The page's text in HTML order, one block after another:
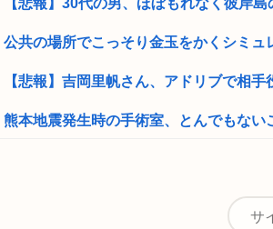
【悲報】30代の男、ほぼもれなく彼岸
公共の場所でこっそり金玉をかくシミュ
【悲報】吉岡里帆さん、アドリブで相
熊本地震発生時の手術室、とんでもない
【悲報】お弁当屋さん、消費税が下が